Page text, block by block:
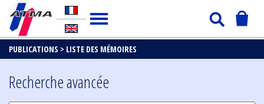
PUBLICATIONS > LISTE DES MÉMOIRES
Recherche avancée